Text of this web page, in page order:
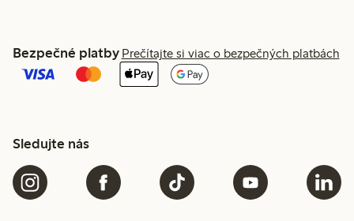
Bezpečné platby Prečítajte si viac o bezpečných platbách
Sledujte nás